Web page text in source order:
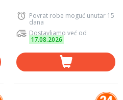
Povrat robe moguć unutar 15
dana
Dostavljamo već od
17.08.2026